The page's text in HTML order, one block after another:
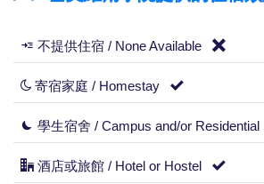
不提供住宿 / None Available
寄宿家庭 / Homestay
學生宿舍 / Campus and/or Residential
酒店或旅館 / Hotel or Hostel